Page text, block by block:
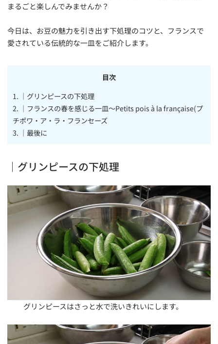
まるごと楽しんでみませんか？
今日は、お豆の魅力を引き出す下処理のコツと、フランスで
愛されている伝統的な一皿をご紹介します。
目次
1. ｜グリンピースの下処理
2. ｜フランスの春を感じる一皿～Petits pois à la française(プ
チポワ・ア・ラ・フランセーズ
3. ｜最後に
｜グリンピースの下処理
グリンピースはさっと水で洗いきれいにします。